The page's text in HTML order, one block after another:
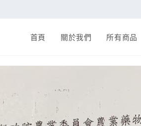
首頁 關於我們 所有商品